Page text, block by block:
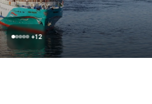
+12